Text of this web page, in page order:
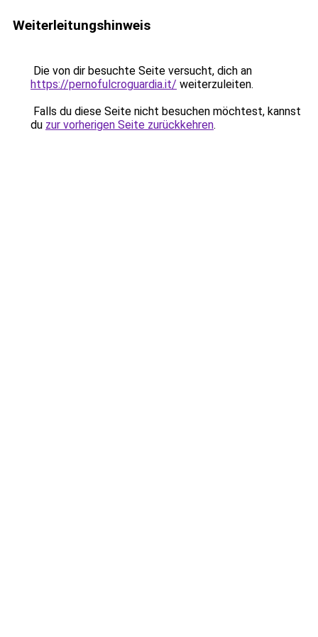
Weiterleitungshinweis
Die von dir besuchte Seite versucht, dich an
https://pernofulcroguardia.it/ weiterzuleiten.
Falls du diese Seite nicht besuchen möchtest, kannst
du zur vorherigen Seite zurückkehren.